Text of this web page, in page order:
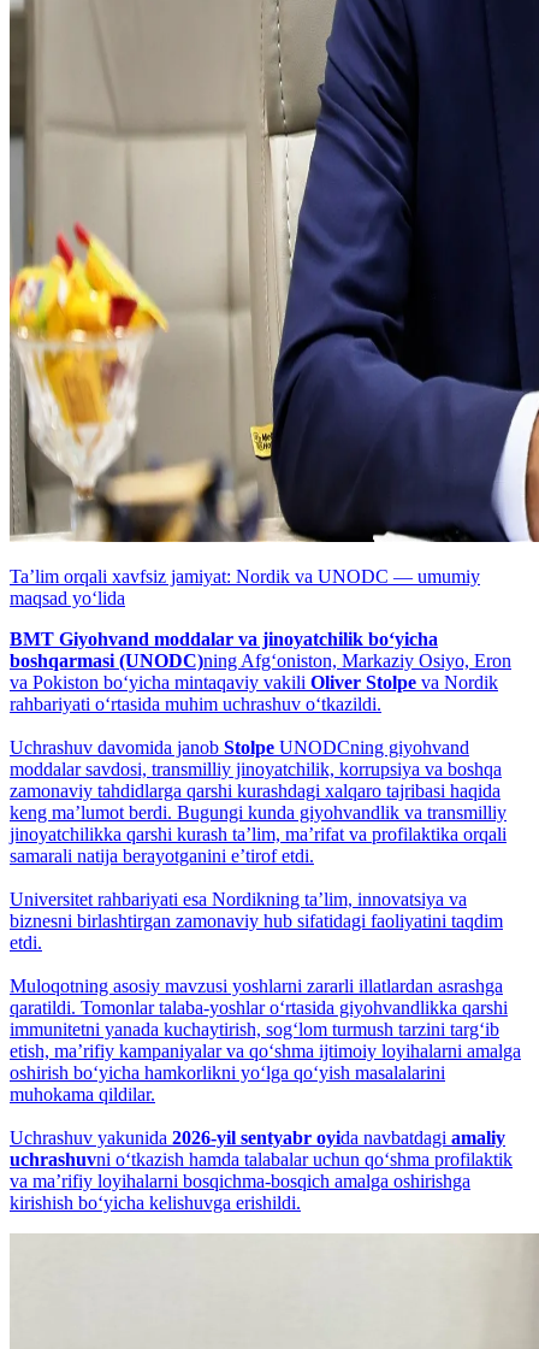
Taʼlim orqali xavfsiz jamiyat: Nordik va UNODC — umumiy
maqsad yo‘lida
BMT Giyohvand moddalar va jinoyatchilik bo‘yicha
boshqarmasi (UNODC)ning Afg‘oniston, Markaziy Osiyo, Eron
va Pokiston bo‘yicha mintaqaviy vakili Oliver Stolpe va Nordik
rahbariyati o‘rtasida muhim uchrashuv o‘tkazildi.
Uchrashuv davomida janob Stolpe UNODCning giyohvand
moddalar savdosi, transmilliy jinoyatchilik, korrupsiya va boshqa
zamonaviy tahdidlarga qarshi kurashdagi xalqaro tajribasi haqida
keng maʼlumot berdi. Bugungi kunda giyohvandlik va transmilliy
jinoyatchilikka qarshi kurash taʼlim, maʼrifat va profilaktika orqali
samarali natija berayotganini eʼtirof etdi.
Universitet rahbariyati esa Nordikning taʼlim, innovatsiya va
biznesni birlashtirgan zamonaviy hub sifatidagi faoliyatini taqdim
etdi.
Muloqotning asosiy mavzusi yoshlarni zararli illatlardan asrashga
qaratildi. Tomonlar talaba-yoshlar o‘rtasida giyohvandlikka qarshi
immunitetni yanada kuchaytirish, sog‘lom turmush tarzini targ‘ib
etish, maʼrifiy kampaniyalar va qo‘shma ijtimoiy loyihalarni amalga
oshirish bo‘yicha hamkorlikni yo‘lga qo‘yish masalalarini
muhokama qildilar.
Uchrashuv yakunida 2026-yil sentyabr oyida navbatdagi amaliy
uchrashuvni o‘tkazish hamda talabalar uchun qo‘shma profilaktik
va maʼrifiy loyihalarni bosqichma-bosqich amalga oshirishga
kirishish bo‘yicha kelishuvga erishildi.